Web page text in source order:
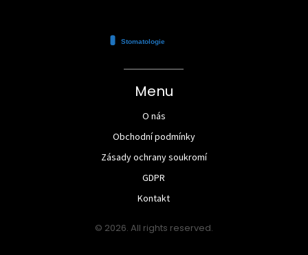
Menu
O nás
Obchodní podmínky
Zásady ochrany soukromí
GDPR
Kontakt
© 2026. All rights reserved.